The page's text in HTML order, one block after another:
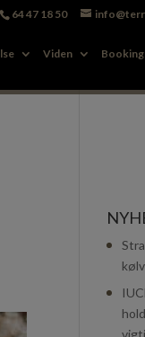
64 47 18 50
Viden Booking
Koelbjerg